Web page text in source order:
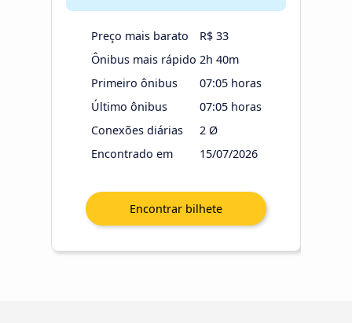
Preço mais barato
R$ 33
Ônibus mais rápido 2h 40m
Primeiro ônibus
07:05 horas
Último ônibus
07:05 horas
Conexões diárias
2 Ø
Encontrado em
15/07/2026